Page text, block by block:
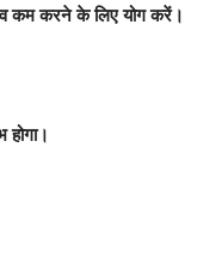
कम करने के लिए योग करें।